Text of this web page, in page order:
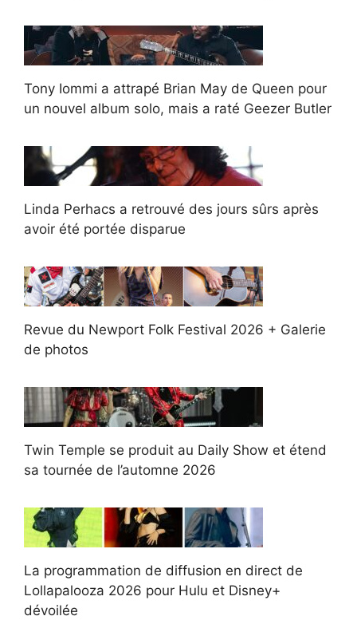
Tony Iommi a attrapé Brian May de Queen pour
un nouvel album solo, mais a raté Geezer Butler
Linda Perhacs a retrouvé des jours sûrs après
avoir été portée disparue
Revue du Newport Folk Festival 2026 + Galerie
de photos
Twin Temple se produit au Daily Show et étend
sa tournée de l’automne 2026
La programmation de diffusion en direct de
Lollapalooza 2026 pour Hulu et Disney+
dévoilée